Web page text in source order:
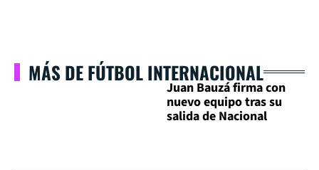
MÁS DE FÚTBOL INTERNACIONAL
Juan Bauzá firma con
nuevo equipo tras su
salida de Nacional